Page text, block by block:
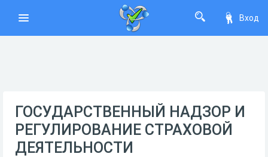
Вход
ГОСУДАРСТВЕННЫЙ НАДЗОР И
РЕГУЛИРОВАНИЕ СТРАХОВОЙ
ДЕЯТЕЛЬНОСТИ